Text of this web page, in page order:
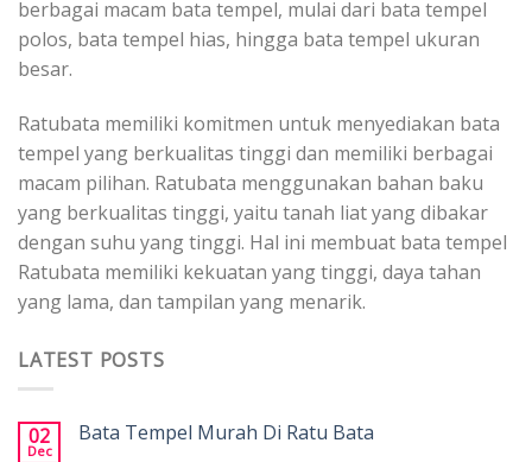
berbagai macam bata tempel, mulai dari bata tempel
polos, bata tempel hias, hingga bata tempel ukuran
besar.
Ratubata memiliki komitmen untuk menyediakan bata
tempel yang berkualitas tinggi dan memiliki berbagai
macam pilihan. Ratubata menggunakan bahan baku
yang berkualitas tinggi, yaitu tanah liat yang dibakar
dengan suhu yang tinggi. Hal ini membuat bata tempel
Ratubata memiliki kekuatan yang tinggi, daya tahan
yang lama, dan tampilan yang menarik.
LATEST POSTS
02
Dec
Bata Tempel Murah Di Ratu Bata